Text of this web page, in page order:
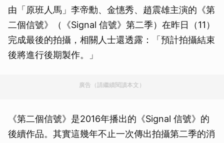
由「原班人馬」李帝勳、金憓秀、趙震雄主演的《第
二個信號》（《Signal 信號》第二季）在昨日（11）
完成最後的拍攝，相關人士還透露：「預計拍攝結束
後將進行後期製作。」
廣告（請繼續閱讀本文）
《第二個信號》是2016年播出的《Signal 信號》的
後續作品。其實這幾年不止一次傳出拍攝第二季的消